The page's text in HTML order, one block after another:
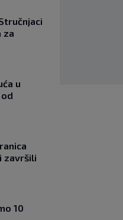
za
u
završili
10